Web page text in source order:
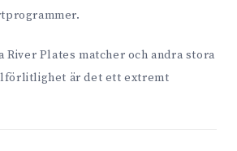
River Plates matcher och andra stora
är det ett extremt